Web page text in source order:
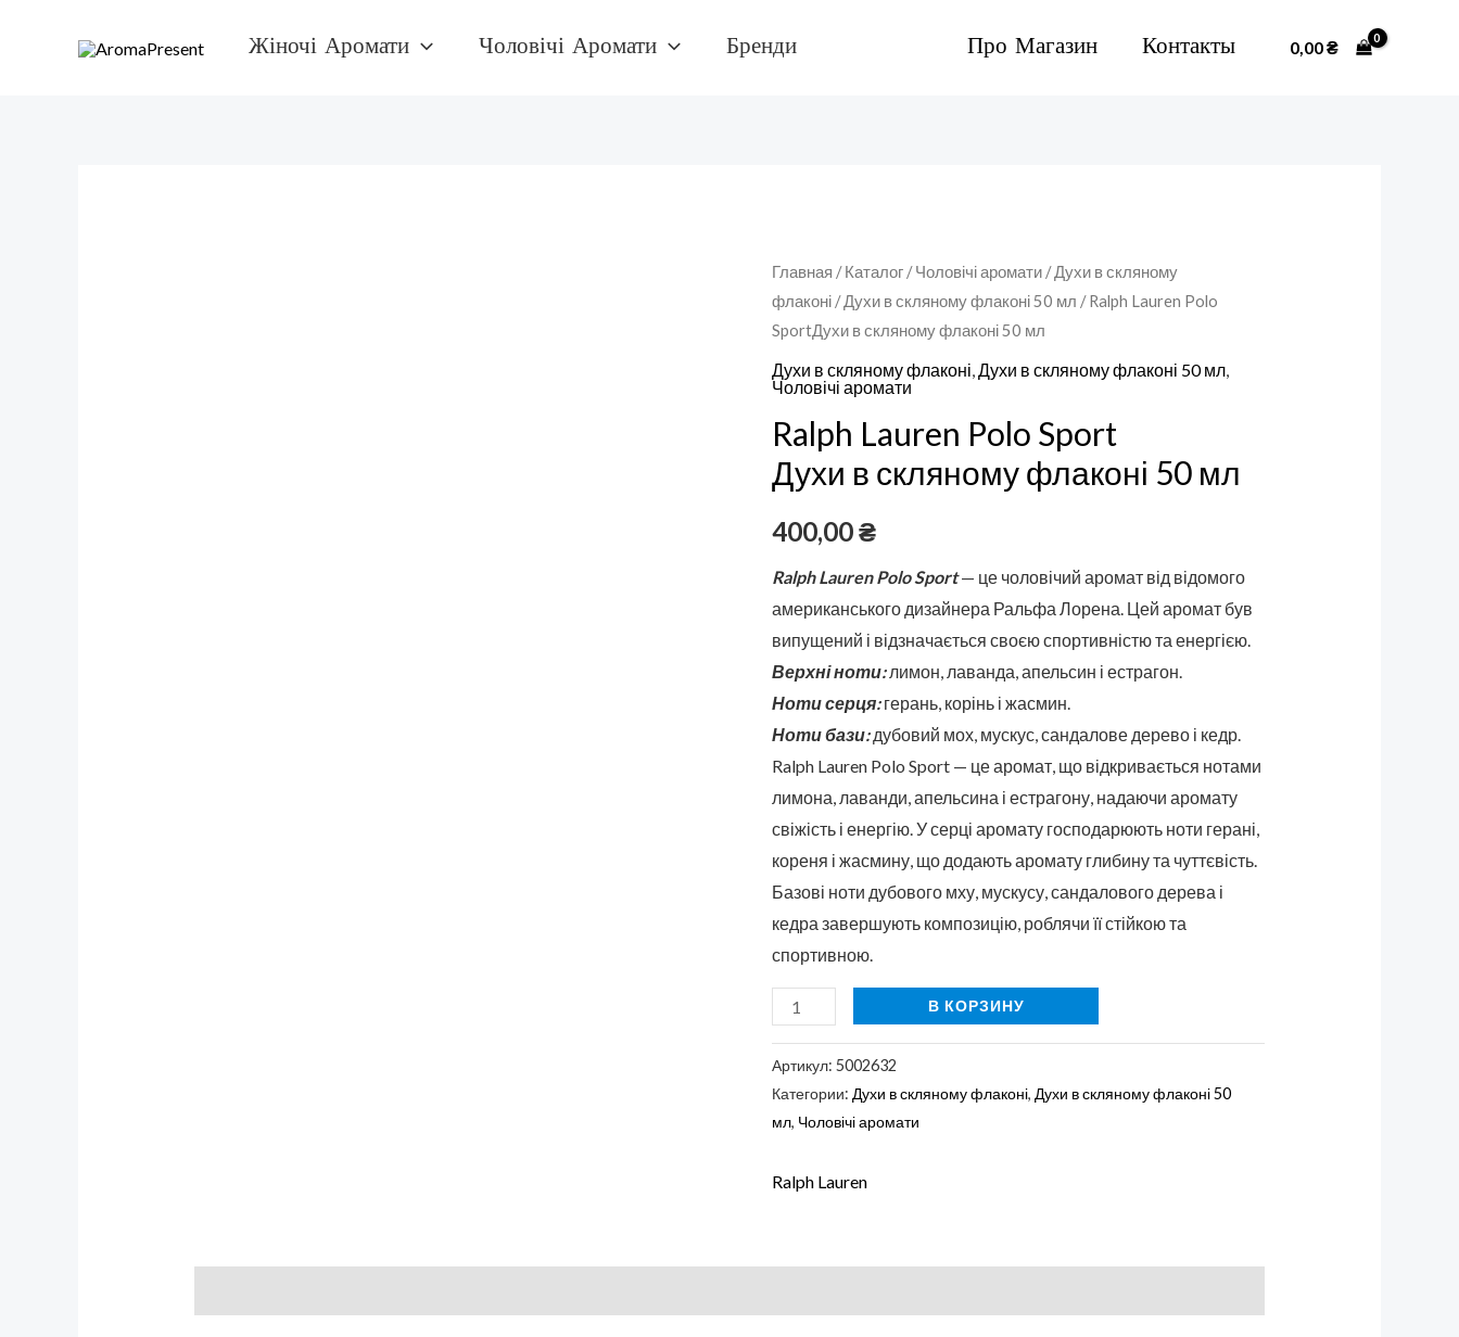
Жіночі Аромати Чоловічі Аромати Бренди Про Магазин Контакты 0,00₴
Главная /Каталог /Чоловічі аромати /Духи в скляному
флаконі /Духи в скляному флаконі 50 мл / Ralph Lauren Polo
SportДухи в скляному флаконі 50 мл
Духи в скляному флаконі,Духи в скляному флаконі 50 мл,
Чоловічі аромати
Ralph Lauren Polo Sport
Духи в скляному флаконі 50 мл
400,00₴
Ralph Lauren Polo Sport— це чоловічий аромат від відомого
американського дизайнера Ральфа Лорена. Цей аромат був
випущений і відзначається своєю спортивністю та енергією.
Верхні ноти:лимон, лаванда, апельсин і естрагон.
Ноти серця:герань, корінь і жасмин.
Ноти бази:дубовий мох, мускус, сандалове дерево і кедр.
Ralph Lauren Polo Sport — це аромат, що відкривається нотами
лимона, лаванди, апельсина і естрагону, надаючи аромату
свіжість і енергію. У серці аромату господарюють ноти герані,
кореня і жасмину, що додають аромату глибину та чуттєвість.
Базові ноти дубового мху, мускусу, сандалового дерева і
кедра завершують композицію, роблячи її стійкою та
спортивною.
Количество
товара
Ralph
Lauren
Polo
SportДухи
в
скляному
флаконі
мл
В КОРЗИНУ
Артикул:5002632
Категории: Духи в скляному флаконі, Духи в скляному флаконі 50
мл, Чоловічі аромати
Ralph Lauren